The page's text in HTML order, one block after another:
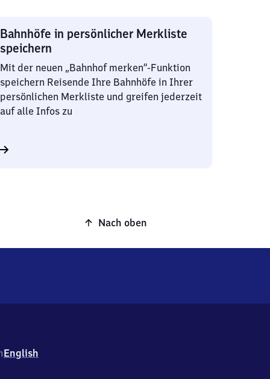
Bahnhöfe in persönlicher Merkliste
speichern
Mit der neuen „Bahnhof merken“-Funktion
speichern Reisende Ihre Bahnhöfe in Ihrer
persönlichen Merkliste und greifen jederzeit
auf alle Infos zu
Nach oben
English